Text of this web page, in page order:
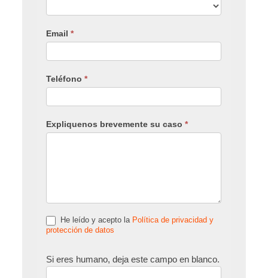
Email*
Teléfono*
Expliquenos brevemente su caso*
He leído y acepto la Política de privacidad y
protección de datos
Si eres humano, deja este campo en blanco.